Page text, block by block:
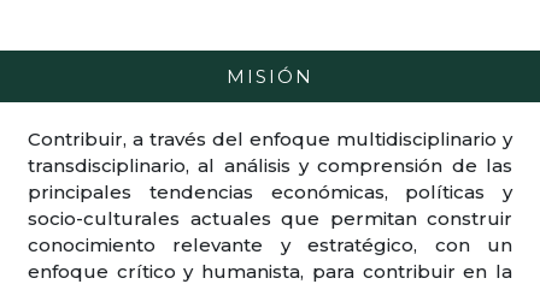
MISIÓN
Contribuir, a través del enfoque multidisciplinario y
transdisciplinario, al análisis y comprensión de las
principales tendencias económicas, políticas y
socio-culturales actuales que permitan construir
conocimiento relevante y estratégico, con un
enfoque crítico y humanista, para contribuir en la